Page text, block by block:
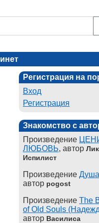
Регистрация на
Вход
Регистрация
Знакомство с
Произведение
ЛЮБОВЬ, автор
Испилист
Произведение Душа
автор pogost
Произведение The
of Old Souls
автор Василиса